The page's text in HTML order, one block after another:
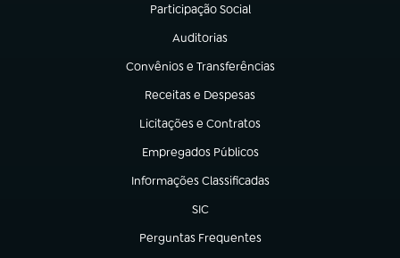
Participação Social
(abre em nova aba)
Auditorias
(abre em nova aba)
Convênios e Transferências
(abre em nova aba)
Receitas e Despesas
(abre em nova aba)
Licitações e Contratos
(abre em nova aba)
Empregados Públicos
(abre em nova aba)
Informações Classificadas
(abre em nova aba)
SIC
(abre em nova aba)
Perguntas Frequentes
(abre em nova aba)